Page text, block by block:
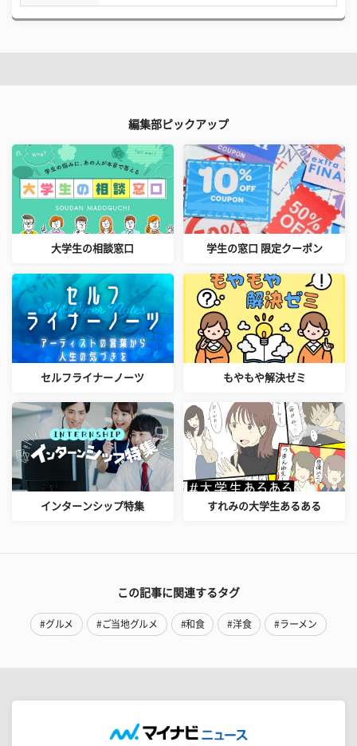
編集部ピックアップ
大学生の相談窓口 学生の窓口 限定クーポン
セルフライナーノーツ もやもや解決ゼミ
インターンシップ特集 すれみの大学生あるある
この記事に関連するタグ
#グルメ #ご当地グルメ #和食 #洋食 #ラーメン